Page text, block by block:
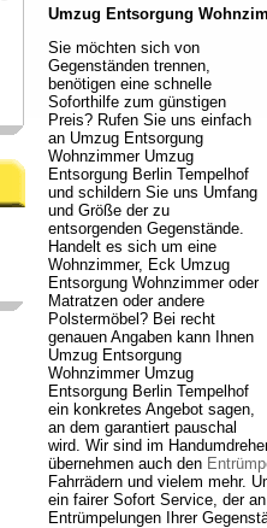
Umzug Entsorgung
Sie möchten sich von
Gegenständen trennen,
benötigen eine schnelle
Soforthilfe zum günstigen
Preis? Rufen Sie uns einfach
an Umzug Entsorgung
Wohnzimmer Umzug
Entsorgung Berlin Tempelhof
und schildern Sie uns Umfang
und Größe der zu
entsorgenden Gegenstände.
Handelt es sich um eine
Wohnzimmer, Eck Umzug
Entsorgung Wohnzimmer oder
Matratzen oder andere
Polstermöbel? Bei recht
genauen Angaben kann Ihnen
Umzug Entsorgung
Wohnzimmer Umzug
Entsorgung Berlin Tempelhof
ein konkretes Angebot sagen,
an dem garantiert pauschal
wird. Wir sind im
übernehmen auch den
Fahrrädern und vielem mehr.
ein fairer Sofort Service, der
Entrümpelungen Ihrer